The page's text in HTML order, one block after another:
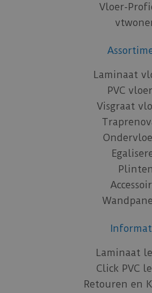
Vloer-
Laminaat
PVC
Visgraat
Plinten
Laminaat
Click PVC
Retouren en